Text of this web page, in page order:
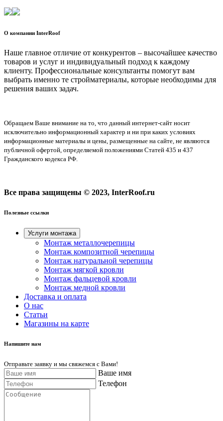
О компании InterRoof
Наше главное отличие от конкурентов – высочайшее качество
товаров и услуг и индивидуальный подход к каждому
клиенту. Профессиональные консультанты помогут вам
выбрать именно те стройматериалы, которые необходимы для
решения ваших задач.
Обращаем Ваше внимание на то, что данный интернет-сайт носит
исключительно информационный характер и ни при каких условиях
информационные материалы и цены, размещенные на сайте, не являются
публичной офертой, определяемой положениями Статей 435 и 437
Гражданского кодекса РФ.
Все права защищены © 2023, InterRoof.ru
Полезные ссылки
Услуги монтажа
Монтаж металлочерепицы
Монтаж композитной черепицы
Монтаж натуральной черепицы
Монтаж мягкой кровли
Монтаж фальцевой кровли
Монтаж медной кровли
Доставка и оплата
О нас
Cтатьи
Магазины на карте
Напишите нам
Отправьте заявку и мы свяжемся с Вами!
Ваше имя
Телефон